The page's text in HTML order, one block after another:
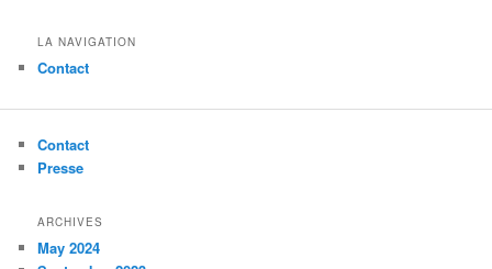
LA NAVIGATION
Contact
Contact
Presse
ARCHIVES
May 2024